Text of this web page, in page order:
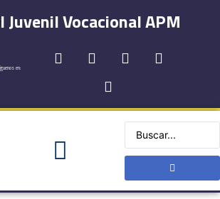
Juvenil Vocacional APM
en: